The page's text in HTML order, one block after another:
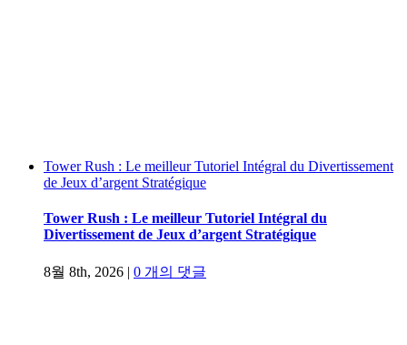
Tower Rush : Le meilleur Tutoriel Intégral du Divertissement
de Jeux d’argent Stratégique
Tower Rush : Le meilleur Tutoriel Intégral du
Divertissement de Jeux d’argent Stratégique
8월 8th, 2026 | 0 개의 댓글